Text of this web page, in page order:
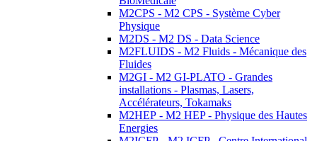
M2CPS - M2 CPS - Système Cyber
Physique
M2DS - M2 DS - Data Science
M2FLUIDS - M2 Fluids - Mécanique des
Fluides
M2GI - M2 GI-PLATO - Grandes
installations - Plasmas, Lasers,
Accélérateurs, Tokamaks
M2HEP - M2 HEP - Physique des Hautes
Energies